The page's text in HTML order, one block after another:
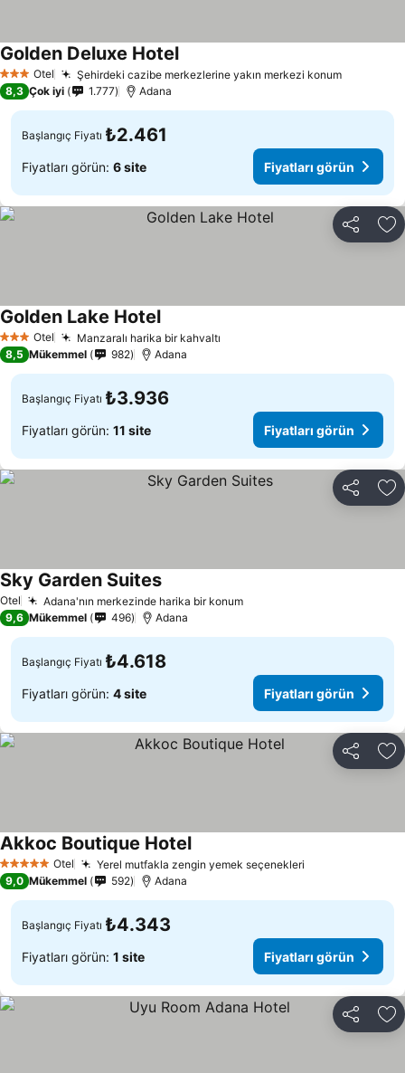
3 YıldızOtel Şehirdeki cazibe merkezlerine yakın merkezi konumFiyatları
Golden Deluxe HotelFiyatları görün
8,3 Çok iyi 1.777 Adana
Başlangıç Fiyatı ₺2.461
Fiyatları görün: 6 site Fiyatları görün
Paylaş
3 YıldızOtel Manzaralı harika bir kahvaltı
Golden Lake HotelFiyatları görün
8,5 Mükemmel 982 Adana
Başlangıç Fiyatı ₺3.936
Fiyatları görün: 11 site Fiyatları görün
Paylaş
Otel Adana'nın merkezinde harika bir konumFiyatları görün
Sky Garden SuitesFiyatları görün
9,6 Mükemmel 496 Adana
Başlangıç Fiyatı ₺4.618
Fiyatları görün: 4 site Fiyatları görün
Paylaş
5 Yıldız Otel Yerel mutfakla zengin yemek seçenekleri
Akkoc Boutique HotelFiyatları görün
9,0 Mükemmel 592 Adana
Başlangıç Fiyatı ₺4.343
Fiyatları görün: 1 site Fiyatları görün
Paylaş